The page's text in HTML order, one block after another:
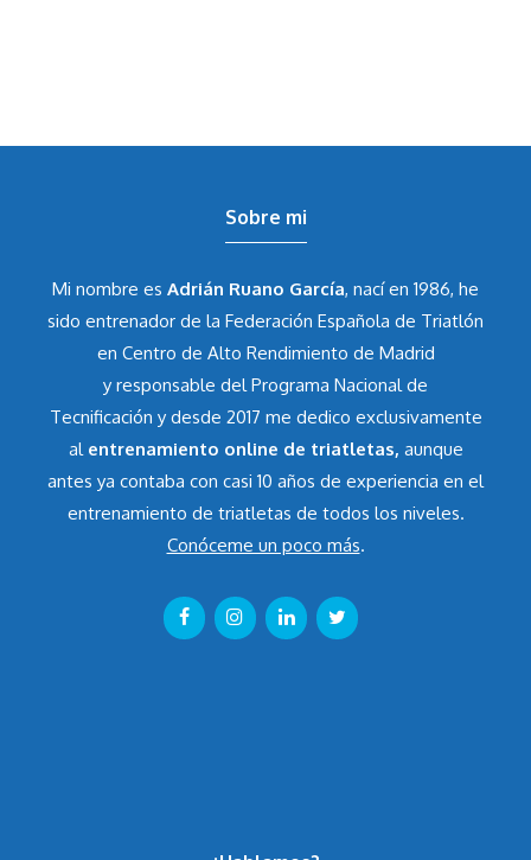
Sobre mi
Mi nombre es Adrián Ruano García, nací en 1986, he
sido entrenador de la Federación Española de Triatlón
en Centro de Alto Rendimiento de Madrid
y responsable del Programa Nacional de
Tecnificación y desde 2017 me dedico exclusivamente
al entrenamiento online de triatletas, aunque
antes ya contaba con casi 10 años de experiencia en el
entrenamiento de triatletas de todos los niveles.
Conóceme un poco más.